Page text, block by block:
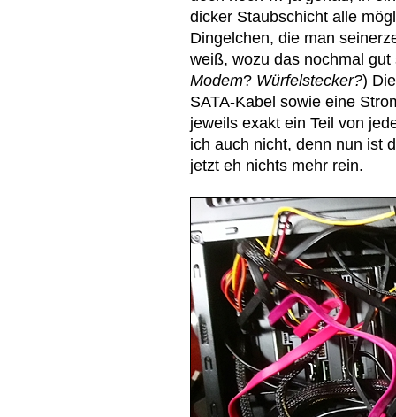
dicker Staubschicht alle
Dingelchen, die man
weiß, wozu das nochmal
Modem? Würfelstecker?)
SATA-Kabel sowie eine
jeweils exakt ein Teil von
ich auch nicht, denn nun ist
jetzt eh nichts mehr rein.